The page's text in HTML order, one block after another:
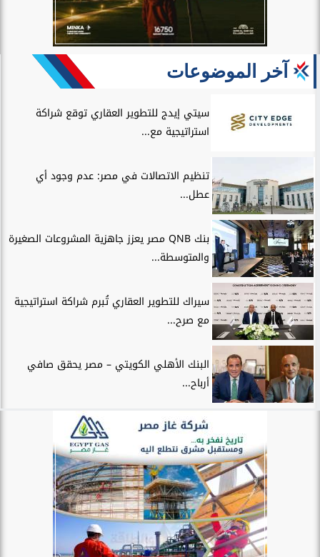
آخر الموضوعات
سيتي إيدج للتطوير العقاري توقع شراكة
استراتيجية مع...
تنظيم الاتصالات في مصر: عدم وجود أي
عطل...
بنك QNB مصر يعزز جاهزية المشروعات الصغيرة
والمتوسطة...
سيراك للتطوير العقاري تُبرم شراكة استراتيجية
مع صرح...
البنك الأهلي الكويتي – مصر يحقق صافي
أرباح...